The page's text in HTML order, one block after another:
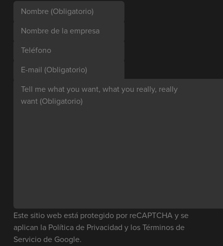
Nombre (Obligatorio)
Nombre de la empresa
Teléfono
E-mail (Obligatorio)
Tell me what you want, what you really, really
want (Obligatorio)
Este sitio web está protegido por reCAPTCHA y se
aplican la Política de Privacidad y losTérminos de
Servicio de Google.